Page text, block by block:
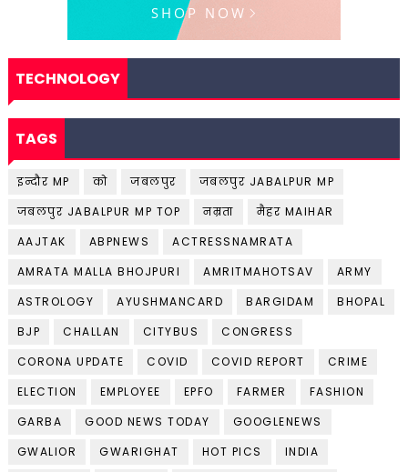
TECHNOLOGY
TAGS
इन्दौर MP को जबलपुर
जबलपुर JABALPUR MP
जबलपुर JABALPUR MP TOP
नम्रता
मैहर MAIHAR
AAJTAK
ABPNEWS
ACTRESSNAMRATA
AMRATA MALLA BHOJPURI
AMRITMAHOTSAV
ARMY
ASTROLOGY
AYUSHMANCARD BARGIDAM
BHOPAL
BJP
CHALLAN CITYBUS
CONGRESS
CORONA UPDATE
COVID COVID REPORT
CRIME
ELECTION
EMPLOYEE EPFO FARMER
FASHION
GARBA
GOOD NEWS TODAY
GOOGLENEWS
GWALIOR
GWARIGHAT HOT PICS
INDIA